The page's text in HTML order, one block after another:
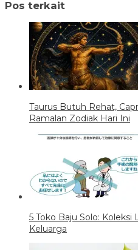
Pos terkait
Taurus Butuh Rehat,
Ramalan Zodiak Hari Ini
5 Toko Baju Solo:
Keluarga